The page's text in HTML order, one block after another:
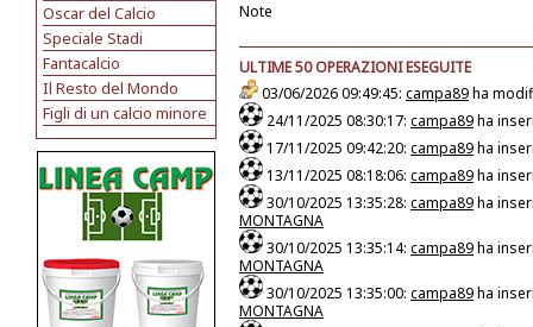
Oscar del Calcio
Speciale Stadi
Fantacalcio
Il Resto del Mondo
Figli di un calcio minore
Note
ULTIME 50 OPERAZIONI ESEGUITE
03/06/2026 09:49:45: campa89ha
24/11/2025 08:30:17: campa89ha
17/11/2025 09:42:20: campa89ha
13/11/2025 08:18:06: campa89ha
30/10/2025 13:35:28: campa89ha
MONTAGNA
30/10/2025 13:35:14: campa89ha
MONTAGNA
30/10/2025 13:35:00: campa89ha
MONTAGNA